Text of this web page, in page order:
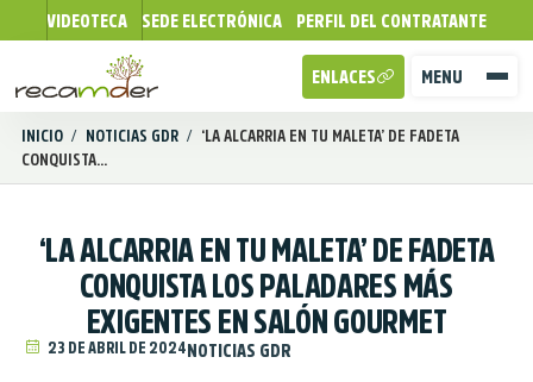
VIDEOTECA SEDE ELECTRÓNICA PERFIL DEL CONTRATANTE
MENU
ENLACES
INICIO / NOTICIAS GDR / ‘LA ALCARRIA EN TU MALETA’ DE FADETA
CONQUISTA...
‘LA ALCARRIA EN TU MALETA’ DE FADETA
CONQUISTA LOS PALADARES MÁS
EXIGENTES EN SALÓN GOURMET
23 DE ABRIL DE 2024NOTICIAS GDR